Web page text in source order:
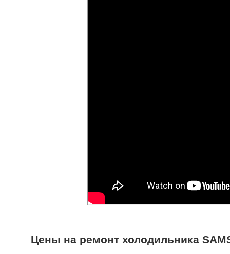
Цены на ремонт холодильника